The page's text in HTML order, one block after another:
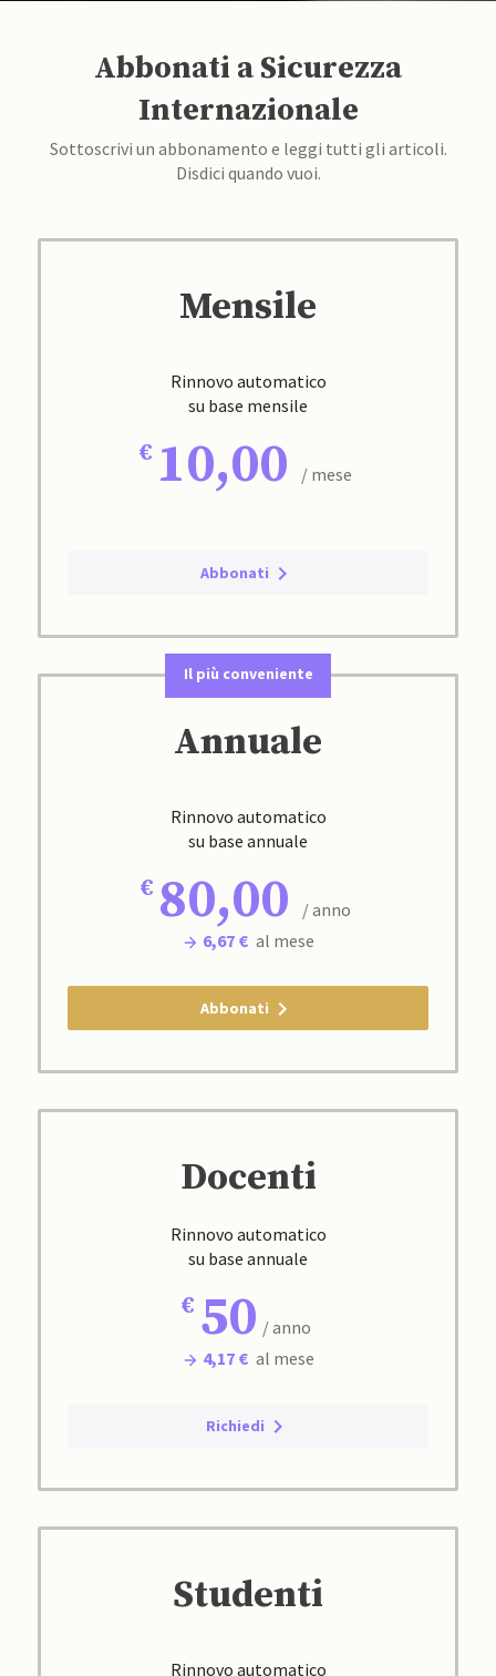
Abbonati a Sicurezza
Internazionale
Sottoscrivi un abbonamento e leggi tutti gli articoli.
Disdici quando vuoi.
Mensile
Rinnovo automatico
su base mensile
10,00 / mese
Abbonati
Il più conveniente
Annuale
Rinnovo automatico
su base annuale
80,00
/ anno
6,67 € al mese
Abbonati
Docenti
Rinnovo automatico
su base annuale
50 / anno
4,17 € al mese
Richiedi
Studenti
Rinnovo automatico